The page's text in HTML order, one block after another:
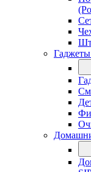
Гаджеты